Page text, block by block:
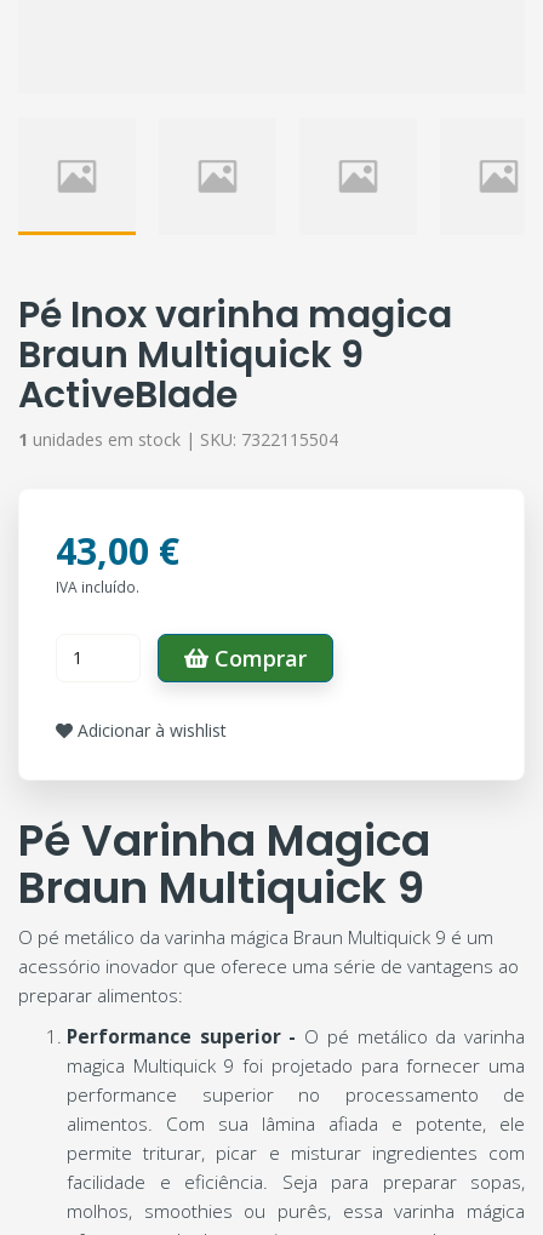
Pé Inox varinha magica
Braun Multiquick 9
ActiveBlade
1 unidades em stock | SKU: 7322115504
43,00 €
IVA incluído.
Comprar
Adicionar à wishlist
Pé Varinha Magica
Braun Multiquick 9
O pé metálico da varinha mágica Braun Multiquick 9 é um
acessório inovador que oferece uma série de vantagens ao
preparar alimentos:
Performance superior - O pé metálico da varinha
magica Multiquick 9 foi projetado para fornecer uma
performance superior no processamento de
alimentos. Com sua lâmina afiada e potente, ele
permite triturar, picar e misturar ingredientes com
facilidade e eficiência. Seja para preparar sopas,
molhos, smoothies ou purês, essa varinha mágica